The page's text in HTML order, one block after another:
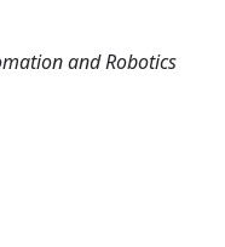
and Robotics